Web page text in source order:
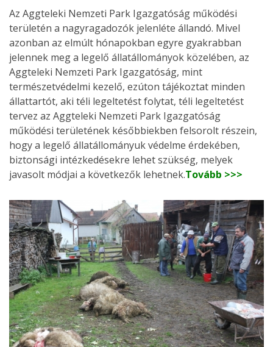
Az Aggteleki Nemzeti Park Igazgatóság működési
területén a nagyragadozók jelenléte állandó. Mivel
azonban az elmúlt hónapokban egyre gyakrabban
jelennek meg a legelő állatállományok közelében, az
Aggteleki Nemzeti Park Igazgatóság, mint
természetvédelmi kezelő, ezúton tájékoztat minden
állattartót, aki téli legeltetést folytat, téli legeltetést
tervez az Aggteleki Nemzeti Park Igazgatóság
működési területének későbbiekben felsorolt részein,
hogy a legelő állatállományuk védelme érdekében,
biztonsági intézkedésekre lehet szükség, melyek
javasolt módjai a következők lehetnek.Tovább >>>